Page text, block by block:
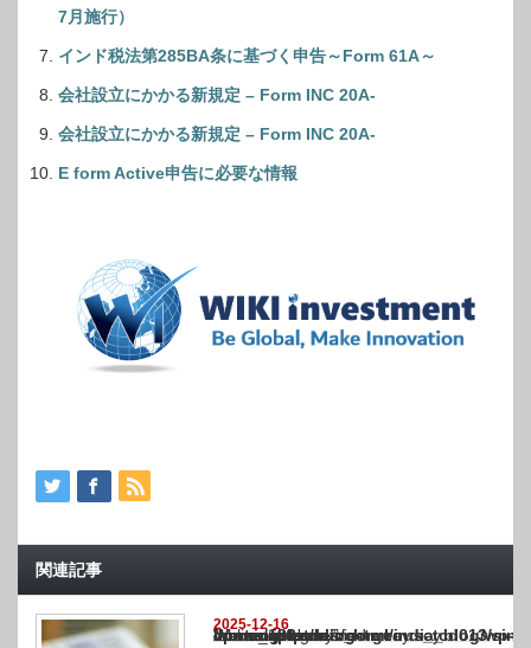
7月施行）
インド税法第285BA条に基づく申告～Form 61A～
会社設立にかかる新規定 – Form INC 20A-
会社設立にかかる新規定 – Form INC 20A-
E form Active申告に必要な情報
関連記事
2025-12-16
Warning
: Undefined array key "show_category" in
/home/netst/kuno-cpa.co.jp/public_html/india_blog/wp-content/themes/
on line183